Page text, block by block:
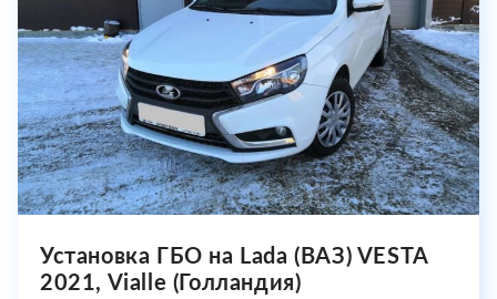
Установка ГБО на Lada (ВАЗ) VESTA
2021, Vialle (Голландия)